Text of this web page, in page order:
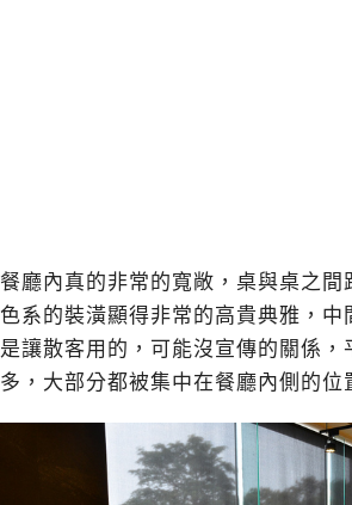
餐廳內真的非常的寬敞，桌與桌之間
色系的裝潢顯得非常的高貴典雅，中
是讓散客用的，可能沒宣傳的關係，
多，大部分都被集中在餐廳內側的位